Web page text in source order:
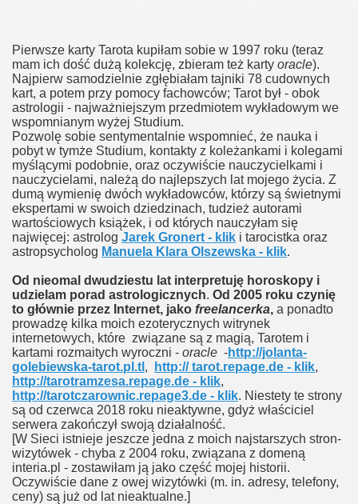
Pierwsze karty Tarota kupiłam sobie w 1997 roku (teraz
mam ich dość dużą kolekcję, zbieram też karty oracle).
Najpierw samodzielnie zgłębiałam tajniki 78 cudownych
kart, a potem przy pomocy fachowców; Tarot był - obok
astrologii - najważniejszym przedmiotem wykładowym we
wspomnianym wyżej Studium.
Pozwolę sobie sentymentalnie wspomnieć, że nauka i
pobyt w tymże Studium, kontakty z koleżankami i kolegami
myślącymi podobnie, oraz oczywiście nauczycielkami i
nauczycielami, należą do najlepszych lat mojego życia. Z
dumą wymienię dwóch wykładowców, którzy są świetnymi
ekspertami w swoich dziedzinach, tudzież autorami
wartościowych książek, i od których nauczyłam się
najwięcej: astrolog Jarek Gronert - klik i tarocistka oraz
astropsycholog Manuela Klara Olszewska - klik.
Od nieomal dwudziestu lat interpretuję horoskopy i
udzielam porad astrologicznych. Od 2005 roku czynię
to głównie przez Internet, jako freelancerka, a ponadto
prowadzę kilka moich ezoterycznych witrynek
internetowych, które związane są z magią, Tarotem i
kartami rozmaitych wyroczni - oracle -http://jolanta-
golebiewska-tarot.pl.tl , http:// tarot.repage.de - klik,
http://tarotramzesa.repage.de - klik,
http://tarotczarownic.repage3.de - klik. Niestety te strony
są od czerwca 2018 roku nieaktywne, gdyż właściciel
serwera zakończył swoją działalność.
[W Sieci istnieje jeszcze jedna z moich najstarszych stron-
wizytówek - chyba z 2004 roku, związana z domeną
interia.pl - zostawiłam ją jako część mojej historii.
Oczywiście dane z owej wizytówki (m. in. adresy, telefony,
ceny) są już od lat nieaktualne.]